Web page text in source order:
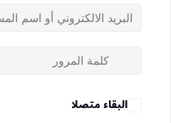
البقاء متصلا